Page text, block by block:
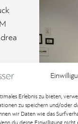
Erlebnis zu bieten,
zu speichern und/oder
wir Daten wie das
du deine Einwilligung